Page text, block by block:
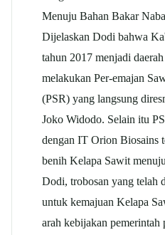
Menuju Bahan Bakar
Dijelaskan Dodi bahwa
tahun 2017 menjadi
melakukan Per-emajan
(PSR) yang langsung
Joko Widodo. Selain itu
dengan IT Orion Biosains
benih Kelapa Sawit
Dodi, trobosan yang telah
untuk kemajuan Kelapa
arah kebijakan pemerintah